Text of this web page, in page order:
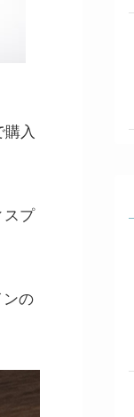
入
スプ
ンの